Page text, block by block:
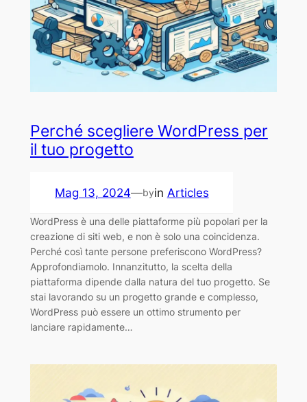
Perché scegliere WordPress per
il tuo progetto
Mag 13, 2024—byin Articles
WordPress è una delle piattaforme più popolari per la
creazione di siti web, e non è solo una coincidenza.
Perché così tante persone preferiscono WordPress?
Approfondiamolo. Innanzitutto, la scelta della
piattaforma dipende dalla natura del tuo progetto. Se
stai lavorando su un progetto grande e complesso,
WordPress può essere un ottimo strumento per
lanciare rapidamente…